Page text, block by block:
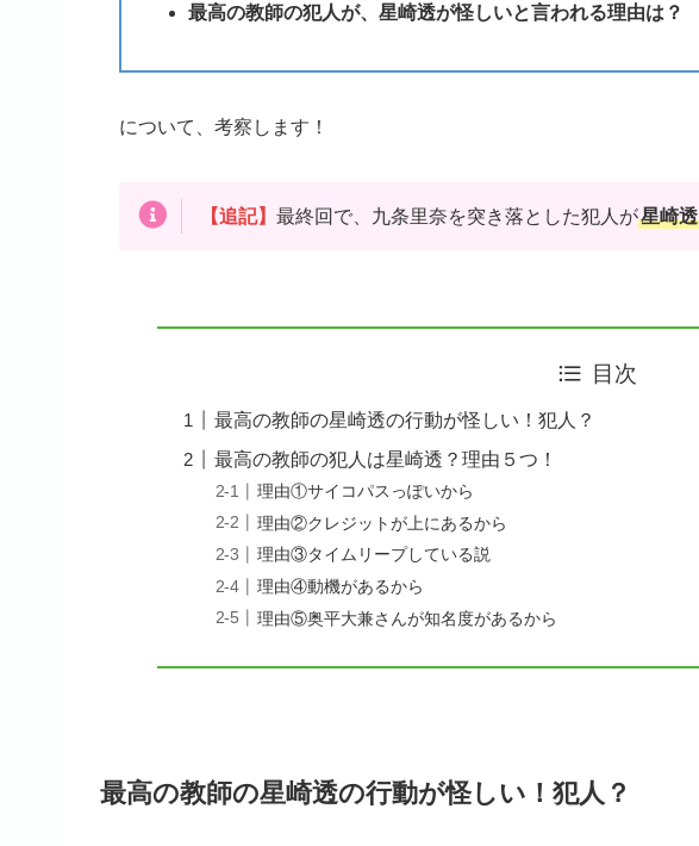
最高の教師の犯人が、星崎透が怪しいと言われる理由は？
について、考察します！
【追記】 最終回で、九条里奈を突き落とした犯人が星崎透
目次
最高の教師の星崎透の行動が怪しい！犯人？
最高の教師の犯人は星崎透？理由５つ！
理由①サイコパスっぽいから
理由②クレジットが上にあるから
理由③タイムリープしている説
理由④動機があるから
理由⑤奥平大兼さんが知名度があるから
最高の教師の星崎透の行動が怪しい！犯人？